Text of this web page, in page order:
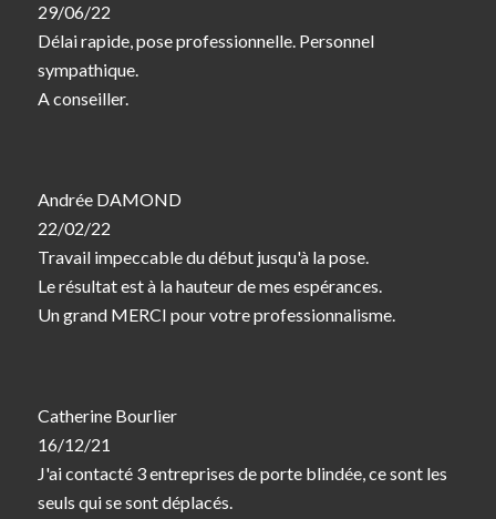
29/06/22
Délai rapide, pose professionnelle. Personnel
sympathique.
A conseiller.
Andrée DAMOND
22/02/22
Travail impeccable du début jusqu'à la pose.
Le résultat est à la hauteur de mes espérances.
Un grand MERCI pour votre professionnalisme.
Catherine Bourlier
16/12/21
J'ai contacté 3 entreprises de porte blindée, ce sont les
seuls qui se sont déplacés.